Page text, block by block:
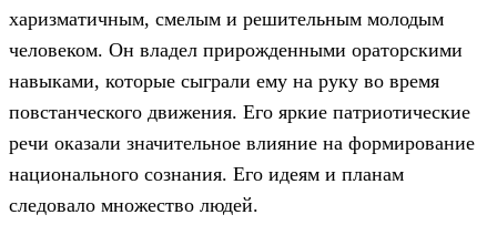
харизматичным, смелым и решительным молодым
человеком. Он владел прирожденными ораторскими
навыками, которые сыграли ему на руку во время
повстанческого движения. Его яркие патриотические
речи оказали значительное влияние на формирование
национального сознания. Его идеям и планам
следовало множество людей.